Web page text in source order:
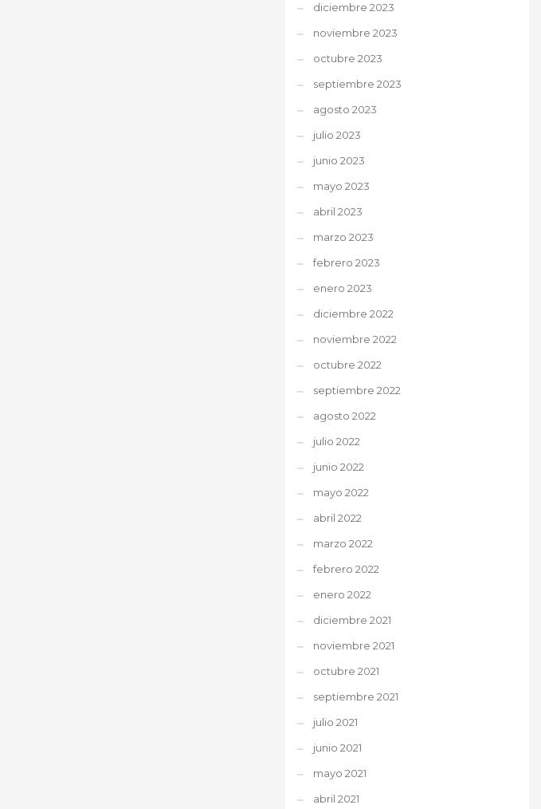
diciembre 2023
noviembre 2023
octubre 2023
septiembre 2023
agosto 2023
julio 2023
junio 2023
mayo 2023
abril 2023
marzo 2023
febrero 2023
enero 2023
diciembre 2022
noviembre 2022
octubre 2022
septiembre 2022
agosto 2022
julio 2022
junio 2022
mayo 2022
abril 2022
marzo 2022
febrero 2022
enero 2022
diciembre 2021
noviembre 2021
octubre 2021
septiembre 2021
julio 2021
junio 2021
mayo 2021
abril 2021